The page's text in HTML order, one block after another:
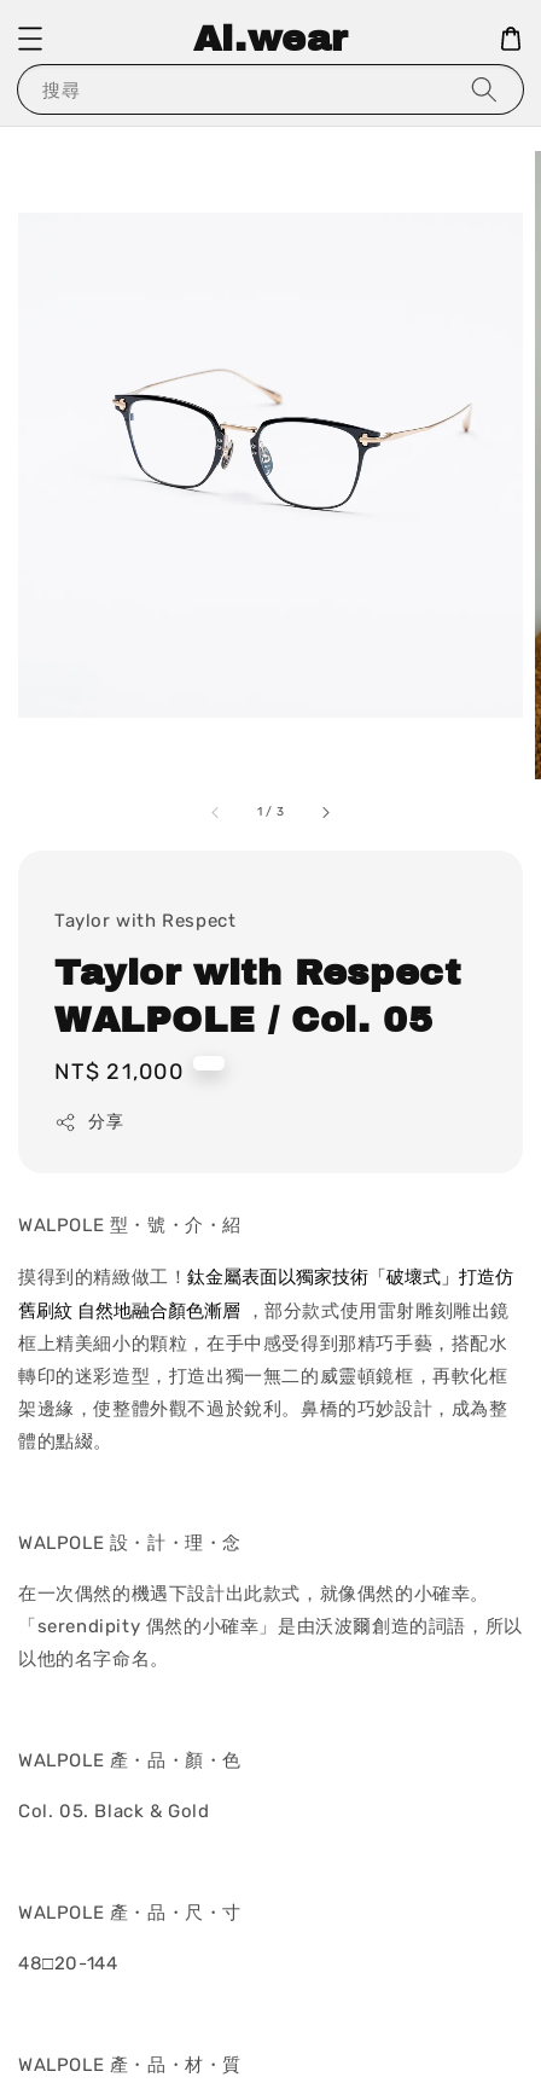
Ai.wear
搜尋
1 / 3
Taylor with Respect
Taylor with Respect
WALPOLE / Col. 05
Regular
NT$ 21,000
分享
WALPOLE 型・號・介・紹
摸得到的精緻做工！鈦金屬表面以獨家技術「破壞式」打造仿
舊刷紋 自然地融合顏色漸層 ，部分款式使用雷射雕刻雕出鏡
框上精美細小的顆粒，在手中感受得到那精巧手藝，搭配水
轉印的迷彩造型，打造出獨一無二的威靈頓鏡框，再軟化框
架邊緣，使整體外觀不過於銳利。鼻橋的巧妙設計，成為整
體的點綴。
WALPOLE 設・計・理・念
在一次偶然的機遇下設計出此款式，就像偶然的小確幸。
「serendipity 偶然的小確幸」是由沃波爾創造的詞語，所以
以他的名字命名。
WALPOLE 產・品・顏・色
Col. 05. Black & Gold
WALPOLE 產・品・尺・寸
48□20-144
WALPOLE 產・品・材・質